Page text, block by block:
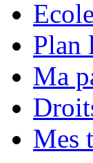
Ecole
Plan
Ma
Mes